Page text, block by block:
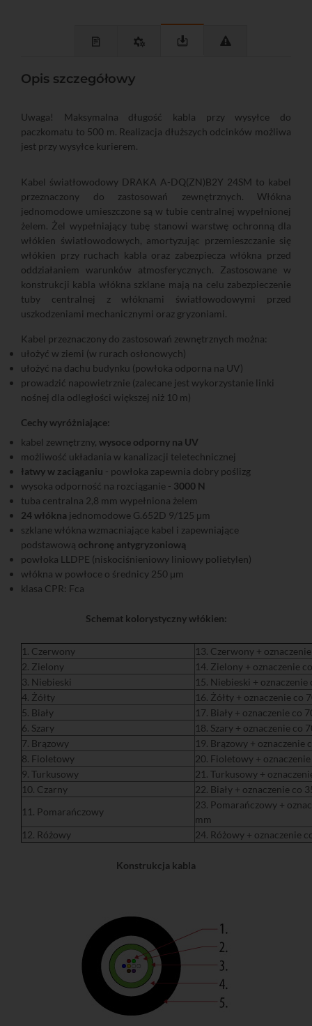
Opis szczegółowy
Uwaga! Maksymalna długość kabla przy wysyłce do
paczkomatu to 500 m. Realizacja dłuższych odcinków możliwa
jest przy wysyłce kurierem.
Kabel światłowodowy DRAKA A-DQ(ZN)B2Y 24SM to kabel
przeznaczony do zastosowań zewnętrznych. Włókna
jednomodowe umieszczone są w tubie centralnej wypełnionej
żelem. Żel wypełniający tubę stanowi warstwę ochronną dla
włókien światłowodowych, amortyzując przemieszczanie się
włókien przy ruchach kabla oraz zabezpiecza włókna przed
oddziałaniem warunków atmosferycznych. Zastosowane w
konstrukcji kabla włókna szklane mają na celu zabezpieczenie
tuby centralnej z włóknami światłowodowymi przed
uszkodzeniami mechanicznymi oraz gryzoniami.
Kabel przeznaczony do zastosowań zewnętrznych można:
ułożyć w ziemi (w rurach osłonowych)
ułożyć na dachu budynku (powłoka odporna na UV)
prowadzić napowietrznie (zalecane jest wykorzystanie linki
nośnej dla odległości większej niż 10 m)
Cechy wyróżniające:
kabel zewnętrzny, wysoce odporny na UV
możliwość układania w kanalizacji teletechnicznej
łatwy w zaciąganiu - powłoka zapewnia dobry poślizg
wysoka odporność na rozciąganie - 3000 N
tuba centralna 2,8 mm wypełniona żelem
24 włókna jednomodowe G.652D 9/125 μm
szklane włókna wzmacniające kabel i zapewniające
podstawową ochronę antygryzoniową
powłoka LLDPE (niskociśnieniowy liniowy polietylen)
włókna w powłoce o średnicy 250 μm
klasa CPR: Fca
Schemat kolorystyczny włókien:
1. Czerwony
13. Czerwony +
2. Zielony
14. Zielony + oznaczenie
3. Niebieski
15. Niebieski + oznaczenie
4. Żółty
16. Żółty + oznaczenie co
5. Biały
17. Biały + oznaczenie co
6. Szary
18. Szary + oznaczenie co
7. Brązowy
19. Brązowy + oznaczenie
8. Fioletowy
20. Fioletowy +
9. Turkusowy
21. Turkusowy +
10. Czarny
22. Biały + oznaczenie co
11. Pomarańczowy
23. Pomarańczowy +
mm
12. Różowy
24. Różowy + oznaczenie
Konstrukcja kabla